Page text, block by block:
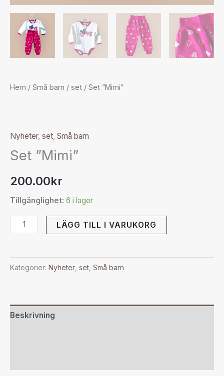
Hem / Små barn / set / Set ”Mimi”
Nyheter, set, Små barn
Set ”Mimi”
200.00kr
Tillgänglighet: 6 i lager
LÄGG TILL I VARUKORG
Kategorier: Nyheter, set, Små barn
Beskrivning